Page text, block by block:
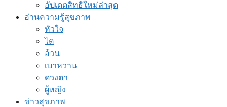
อัปเดตสิทธิใหม่ล่าสุด
อ่านความรู้สุขภาพ
หัวใจ
ไต
อ้วน
เบาหวาน
ดวงตา
ผู้หญิง
ข่าวสุขภาพ